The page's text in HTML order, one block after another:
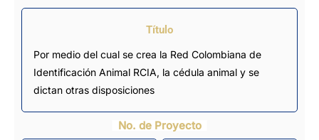
Título
Por medio del cual se crea la Red Colombiana de
Identificación Animal RCIA, la cédula animal y se
dictan otras disposiciones
No. de Proyecto